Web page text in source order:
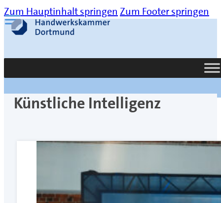
Zum Hauptinhalt springen Zum Footer springen
Suche
Künstliche Intelligenz